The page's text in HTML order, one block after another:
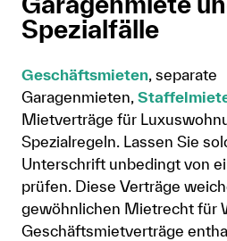
Spezialfälle
Geschäftsmieten, separate
Garagenmieten,
Mietverträge für
Spezialregeln. Lassen Sie
Unterschrift unbedingt von
prüfen. Diese Verträge
gewöhnlichen Mietrecht für
Geschäftsmietverträge